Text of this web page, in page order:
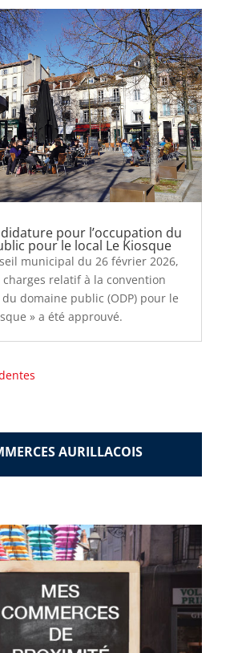
pour l’occupation du
pour le local Le Kiosque
municipal du 26 février 2026,
relatif à la convention
du domaine public (ODP) pour le
» a été approuvé.
AURILLACOIS